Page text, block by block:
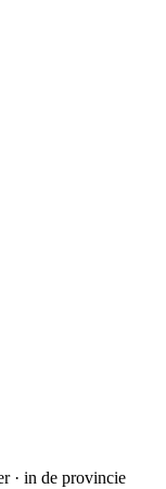
· in de provincie